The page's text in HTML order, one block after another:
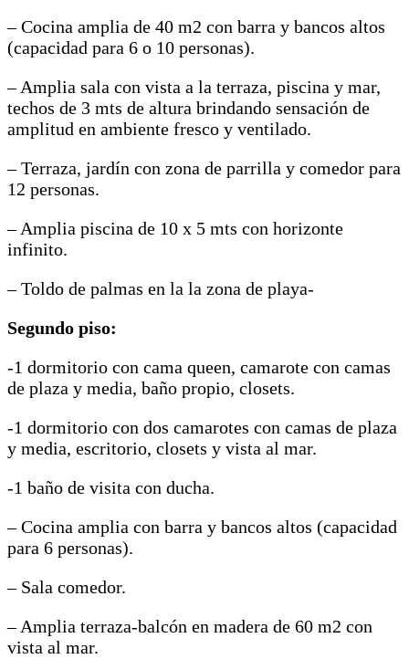
– Cocina amplia de 40 m2 con barra y bancos altos
(capacidad para 6 o 10 personas).
– Amplia sala con vista a la terraza, piscina y mar,
techos de 3 mts de altura brindando sensación de
amplitud en ambiente fresco y ventilado.
– Terraza, jardín con zona de parrilla y comedor para
12 personas.
– Amplia piscina de 10 x 5 mts con horizonte
infinito.
– Toldo de palmas en la la zona de playa-
Segundo piso:
-1 dormitorio con cama queen, camarote con camas
de plaza y media, baño propio, closets.
-1 dormitorio con dos camarotes con camas de plaza
y media, escritorio, closets y vista al mar.
-1 baño de visita con ducha.
– Cocina amplia con barra y bancos altos (capacidad
para 6 personas).
– Sala comedor.
– Amplia terraza-balcón en madera de 60 m2 con
vista al mar.